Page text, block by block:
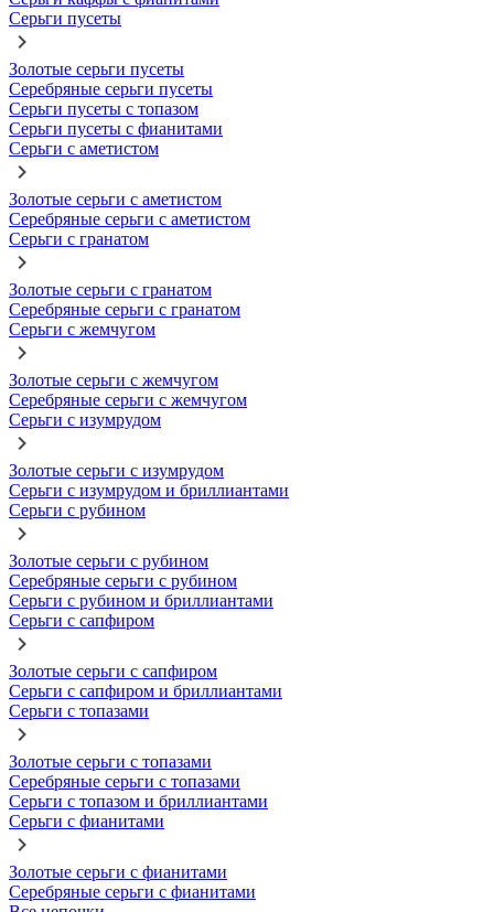
Серьги пусеты
Золотые серьги пусеты
Серебряные серьги пусеты
Серьги пусеты с топазом
Серьги пусеты с фианитами
Серьги с аметистом
Золотые серьги с аметистом
Серебряные серьги с аметистом
Серьги с гранатом
Золотые серьги с гранатом
Серебряные серьги с гранатом
Серьги с жемчугом
Золотые серьги с жемчугом
Серебряные серьги с жемчугом
Серьги с изумрудом
Золотые серьги с изумрудом
Серьги с изумрудом и бриллиантами
Серьги с рубином
Золотые серьги с рубином
Серебряные серьги с рубином
Серьги с рубином и бриллиантами
Серьги с сапфиром
Золотые серьги с сапфиром
Серьги с сапфиром и бриллиантами
Серьги с топазами
Золотые серьги с топазами
Серебряные серьги с топазами
Серьги с топазом и бриллиантами
Серьги с фианитами
Золотые серьги с фианитами
Серебряные серьги с фианитами